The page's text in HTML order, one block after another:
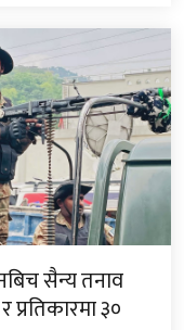
सैन्य तनाव
३०